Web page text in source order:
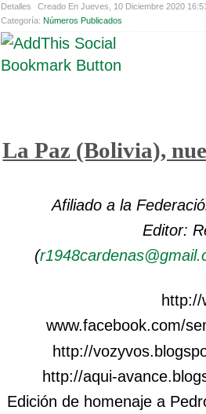
Detalles
Creado En Jueves, 10 Diciembre 2020
Categoría: Números Publicados
La Paz (Bolivia),
Afiliado a la
Editor:
(
http://
www.facebook.com/
http://
http://aqui-
Edición de homenaje a